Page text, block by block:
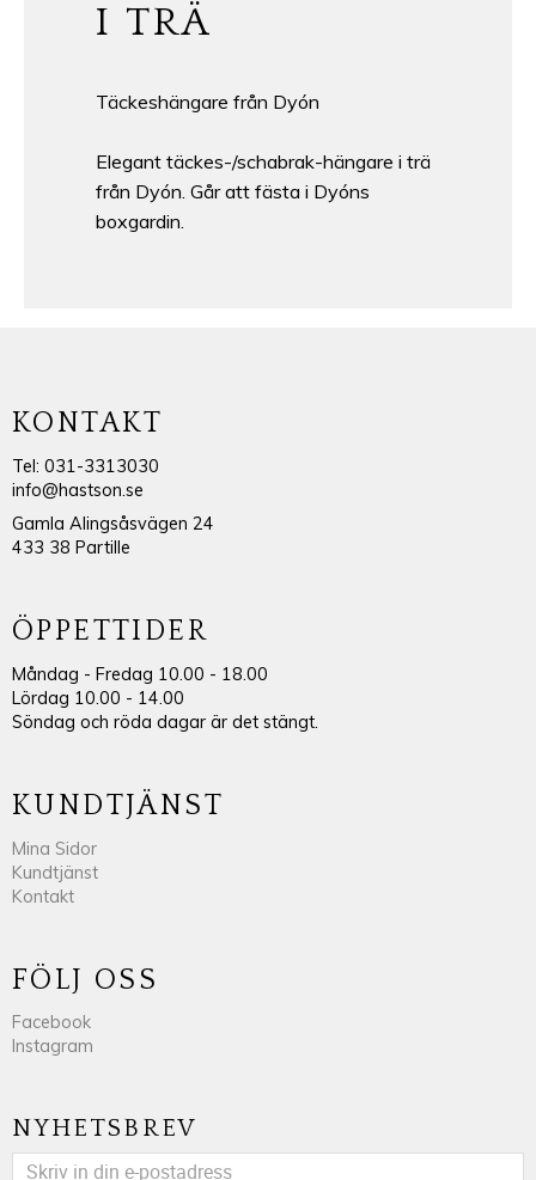
I TRÄ
Täckeshängare från Dyón
Elegant täckes-/schabrak-hängare i trä
från Dyón. Går att fästa i Dyóns
boxgardin.
KONTAKT
Tel: 031-3313030
info@hastson.se
Gamla Alingsåsvägen 24
433 38 Partille
ÖPPETTIDER
Måndag - Fredag 10.00 - 18.00
Lördag 10.00 - 14.00
Söndag och röda dagar är det stängt.
KUNDTJÄNST
Mina Sidor
Kundtjänst
Kontakt
FÖLJ OSS
Facebook
Instagram
NYHETSBREV